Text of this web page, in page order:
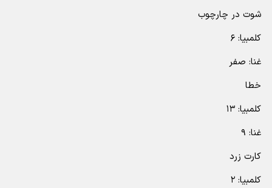
شوت در چارچوب
کلمبیا: ۶
غنا: صفر
خطا
کلمبیا: ۱۳
غنا: ۹
کارت زرد
کلمبیا: ۲